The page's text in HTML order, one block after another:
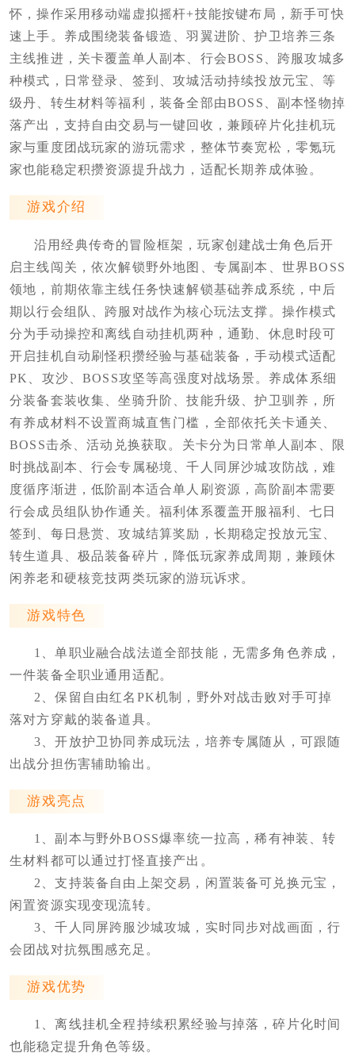
怀，操作采用移动端虚拟摇杆+技能按键布局，新手可快
速上手。养成围绕装备锻造、羽翼进阶、护卫培养三条
主线推进，关卡覆盖单人副本、行会BOSS、跨服攻城多
种模式，日常登录、签到、攻城活动持续投放元宝、等
级丹、转生材料等福利，装备全部由BOSS、副本怪物掉
落产出，支持自由交易与一键回收，兼顾碎片化挂机玩
家与重度团战玩家的游玩需求，整体节奏宽松，零氪玩
家也能稳定积攒资源提升战力，适配长期养成体验。
游戏介绍
沿用经典传奇的冒险框架，玩家创建战士角色后开
启主线闯关，依次解锁野外地图、专属副本、世界BOSS
领地，前期依靠主线任务快速解锁基础养成系统，中后
期以行会组队、跨服对战作为核心玩法支撑。操作模式
分为手动操控和离线自动挂机两种，通勤、休息时段可
开启挂机自动刷怪积攒经验与基础装备，手动模式适配
PK、攻沙、BOSS攻坚等高强度对战场景。养成体系细
分装备套装收集、坐骑升阶、技能升级、护卫驯养，所
有养成材料不设置商城直售门槛，全部依托关卡通关、
BOSS击杀、活动兑换获取。关卡分为日常单人副本、限
时挑战副本、行会专属秘境、千人同屏沙城攻防战，难
度循序渐进，低阶副本适合单人刷资源，高阶副本需要
行会成员组队协作通关。福利体系覆盖开服福利、七日
签到、每日悬赏、攻城结算奖励，长期稳定投放元宝、
转生道具、极品装备碎片，降低玩家养成周期，兼顾休
闲养老和硬核竞技两类玩家的游玩诉求。
游戏特色
1、单职业融合战法道全部技能，无需多角色养成，
一件装备全职业通用适配。
2、保留自由红名PK机制，野外对战击败对手可掉
落对方穿戴的装备道具。
3、开放护卫协同养成玩法，培养专属随从，可跟随
出战分担伤害辅助输出。
游戏亮点
1、副本与野外BOSS爆率统一拉高，稀有神装、转
生材料都可以通过打怪直接产出。
2、支持装备自由上架交易，闲置装备可兑换元宝，
闲置资源实现变现流转。
3、千人同屏跨服沙城攻城，实时同步对战画面，行
会团战对抗氛围感充足。
游戏优势
1、离线挂机全程持续积累经验与掉落，碎片化时间
也能稳定提升角色等级。